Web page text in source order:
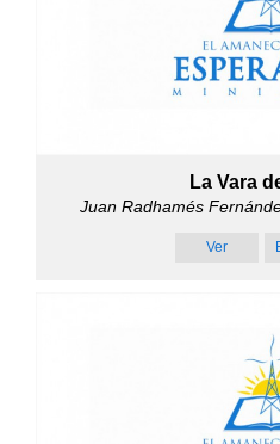
La Vara
Juan Radhamés
Ver